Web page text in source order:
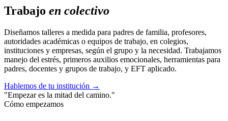
Trabajo en colectivo
Diseñamos talleres a medida para padres de familia, profesores,
autoridades académicas o equipos de trabajo, en colegios,
instituciones y empresas, según el grupo y la necesidad. Trabajamos
manejo del estrés, primeros auxilios emocionales, herramientas para
padres, docentes y grupos de trabajo, y EFT aplicado.
Hablemos de tu institución →
"Empezar es la mitad del camino."
Cómo empezamos